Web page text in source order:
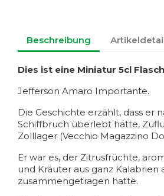
Beschreibung
Dies ist eine Miniatur 5cl
Jefferson Amaro Importante.
Die Geschichte erzählt, dass er
Schiffbruch überlebt hatte,
Zolllager (Vecchio Magazzino
Er war es, der Zitrusfrüchte,
und Kräuter aus ganz Kalabrien
zusammengetragen hatte.